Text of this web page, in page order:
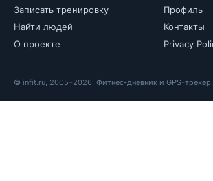
Записать тренировку
Найти людей
О проекте
Профиль
Контакты
Privacy
© infit.ru, 2005–2026. Фитнес-дневник и GPS-трекер.